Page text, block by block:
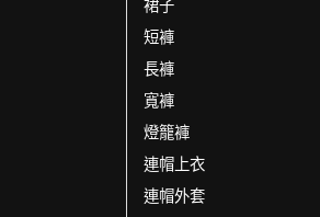
裙子
短褲
長褲
寬褲
燈籠褲
連帽上衣
連帽外套